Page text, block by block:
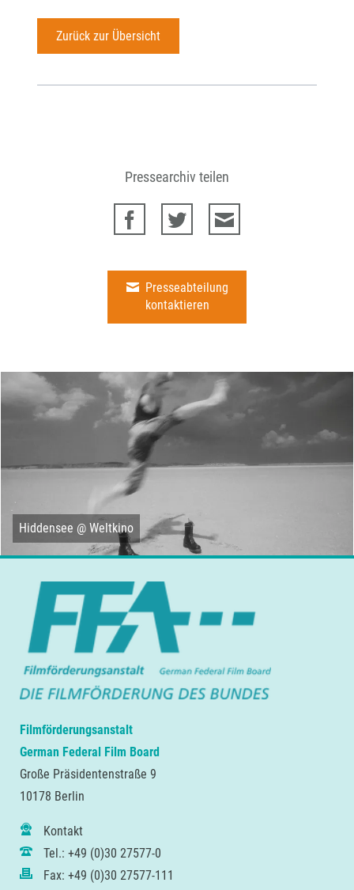
Zurück zur Übersicht
Pressearchiv teilen
Presseabteilung
kontaktieren
Hiddensee @ Weltkino
Filmförderungsanstalt
German Federal Film Board
Große Präsidentenstraße 9
10178 Berlin
Kontakt
Tel.: +49 (0)30 27577-0
Fax: +49 (0)30 27577-111